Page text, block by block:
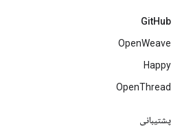
GitHub
OpenWeave
Happy
OpenThread
پشتیبانی